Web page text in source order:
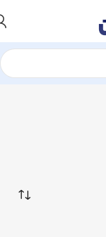
Hardware & Other